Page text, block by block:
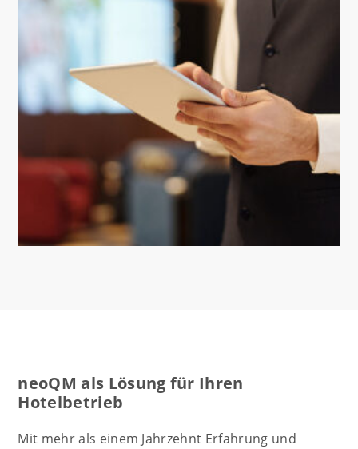
neoQM als Lösung für Ihren
Hotelbetrieb
Mit mehr als einem Jahrzehnt Erfahrung und